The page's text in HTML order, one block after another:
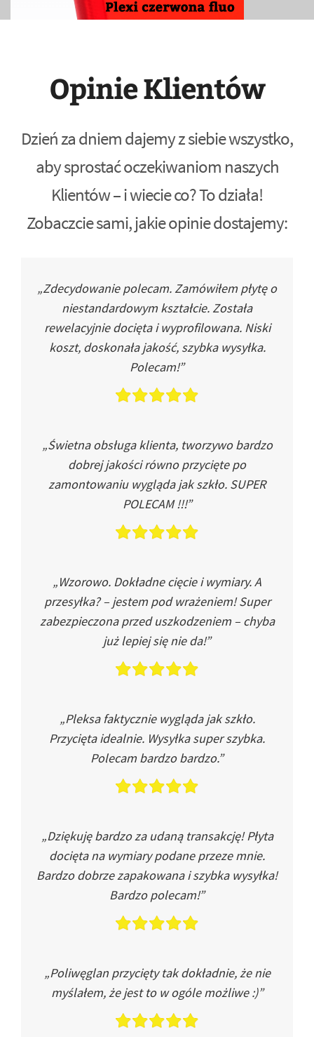
Opinie Klientów
Dzień za dniem dajemy z siebie wszystko,
aby sprostać oczekiwaniom naszych
Klientów – i wiecie co? To działa!
Zobaczcie sami, jakie opinie dostajemy:
„Zdecydowanie polecam. Zamówiłem płytę o
niestandardowym kształcie. Została
rewelacyjnie docięta i wyprofilowana. Niski
koszt, doskonała jakość, szybka wysyłka.
Polecam!”
„Świetna obsługa klienta, tworzywo bardzo
dobrej jakości równo przycięte po
zamontowaniu wygląda jak szkło. SUPER
POLECAM !!!”
„Wzorowo. Dokładne cięcie i wymiary. A
przesyłka? – jestem pod wrażeniem! Super
zabezpieczona przed uszkodzeniem – chyba
już lepiej się nie da!”
„Pleksa faktycznie wygląda jak szkło.
Przycięta idealnie. Wysyłka super szybka.
Polecam bardzo bardzo.”
„Dziękuję bardzo za udaną transakcję! Płyta
docięta na wymiary podane przeze mnie.
Bardzo dobrze zapakowana i szybka wysyłka!
Bardzo polecam!”
„Poliwęglan przycięty tak dokładnie, że nie
myślałem, że jest to w ogóle możliwe :)”